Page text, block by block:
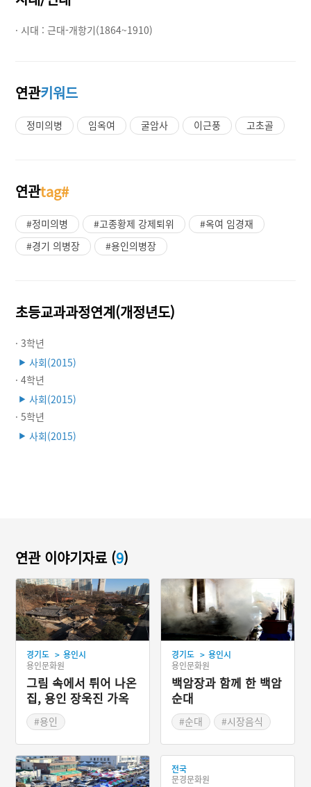
· 시대 :근대-개항기(1864~1910)
연관키워드
정미의병 임옥여 굴암사 이근풍 고초골
연관tag#
#정미의병 #고종황제 강제퇴위
#옥여 임경재
#경기 의병장
#용인의병장
초등교과과정연계(개정년도)
· 3학년
▶ 사회(2015)
· 4학년
▶ 사회(2015)
· 5학년
▶ 사회(2015)
연관 이야기자료 (9)
경기도 > 용인시
용인문화원
그림 속에서 튀어 나온
집, 용인 장욱진 가옥
#용인
#경기도근대역사
경기도 > 용인시
용인문화원
백암장과 함께 한 백암
순대
#순대
#시장음식
전국
문경문화원